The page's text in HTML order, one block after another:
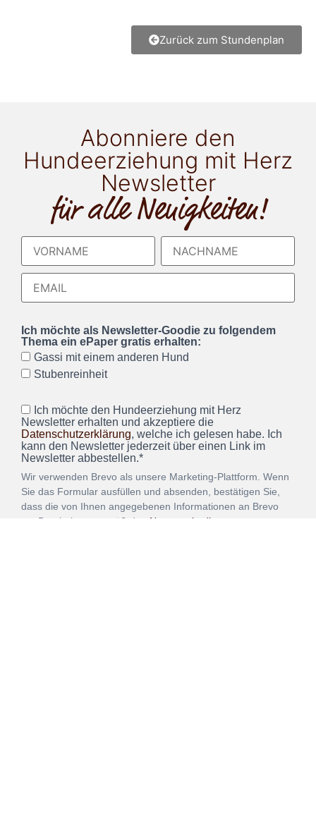
Zurück zum Stundenplan
Abonniere den
Hundeerziehung mit Herz
Newsletter
für alle Neuigkeiten!
Ich möchte als Newsletter-Goodie zu folgendem
Thema ein ePaper gratis erhalten:
Gassi mit einem anderen Hund
Stubenreinheit
Ich möchte den Hundeerziehung mit Herz
Newsletter erhalten und akzeptiere die
Datenschutzerklärung, welche ich gelesen habe. Ich
kann den Newsletter jederzeit über einen Link im
Newsletter abbestellen.*
Wir verwenden Brevo als unsere Marketing-Plattform. Wenn
Sie das Formular ausfüllen und absenden, bestätigen Sie,
dass die von Ihnen angegebenen Informationen an Brevo
zur Bearbeitung gemäß den Nutzungsbedingungen